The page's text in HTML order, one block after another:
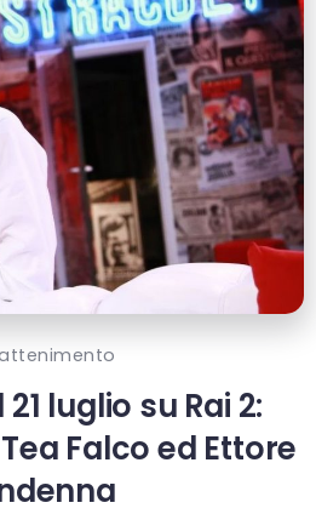
luglio su Rai 2:
Falco ed Ettore